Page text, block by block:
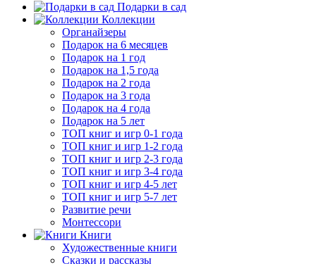
Подарки в сад
Коллекции
Органайзеры
Подарок на 6 месяцев
Подарок на 1 год
Подарок на 1,5 года
Подарок на 2 года
Подарок на 3 года
Подарок на 4 года
Подарок на 5 лет
ТОП книг и игр 0-1 года
ТОП книг и игр 1-2 года
ТОП книг и игр 2-3 года
ТОП книг и игр 3-4 года
ТОП книг и игр 4-5 лет
ТОП книг и игр 5-7 лет
Развитие речи
Монтессори
Книги
Художественные книги
Сказки и рассказы